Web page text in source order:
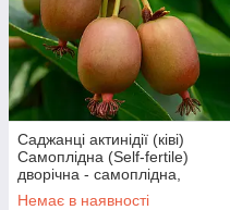
Саджанці актинідії (ківі)
Самоплідна (Self-fertile)
дворічна - самоплідна,
морозостійка С1.5
Немає в наявності